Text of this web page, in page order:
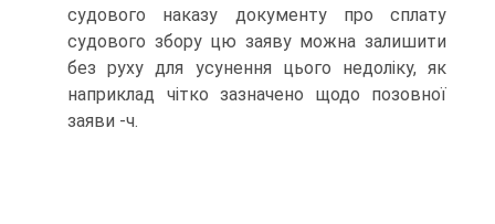
судового наказу документу про сплату
судового збору цю заяву можна залишити
без руху для усунення цього недоліку, як
наприклад чітко зазначено щодо позовної
заяви -ч.